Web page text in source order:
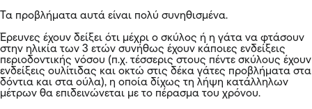
Τα προβλήματα αυτά είναι πολύ συνηθισμένα.
Έρευνες έχουν δείξει ότι μέχρι ο σκύλος ή η γάτα να φτάσουν
στην ηλικία των 3 ετών συνήθως έχουν κάποιες ενδείξεις
περιοδοντικής νόσου (π.χ. τέσσερις στους πέντε σκύλους έχουν
ενδείξεις ουλίτιδας και οκτώ στις δέκα γάτες προβλήματα στα
δόντια και στα ούλα), η οποία δίχως τη λήψη κατάλληλων
μέτρων θα επιδεινώνεται με το πέρασμα του χρόνου.